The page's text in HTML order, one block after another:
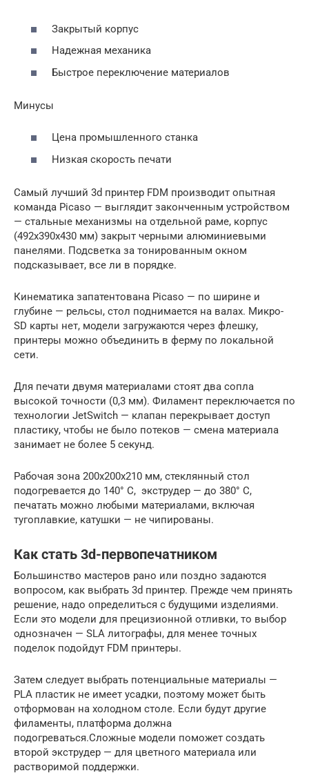
Закрытый корпус
Надежная механика
Быстрое переключение материалов
Минусы
Цена промышленного станка
Низкая скорость печати
Самый лучший 3d принтер FDM производит опытная
команда Picaso — выглядит законченным устройством
— стальные механизмы на отдельной раме, корпус
(492x390x430 мм) закрыт черными алюминиевыми
панелями. Подсветка за тонированным окном
подсказывает, все ли в порядке.
Кинематика запатентована Picaso — по ширине и
глубине — рельсы, стол поднимается на валах. Микро-
SD карты нет, модели загружаются через флешку,
принтеры можно объединить в ферму по локальной
сети.
Для печати двумя материалами стоят два сопла
высокой точности (0,3 мм). Филамент переключается по
технологии JetSwitch — клапан перекрывает доступ
пластику, чтобы не было потеков — смена материала
занимает не более 5 секунд.
Рабочая зона 200x200x210 мм, стеклянный стол
подогревается до 140° C, экструдер — до 380° C,
печатать можно любыми материалами, включая
тугоплавкие, катушки — не чипированы.
Как стать 3d-первопечатником
Большинство мастеров рано или поздно задаются
вопросом, как выбрать 3d принтер. Прежде чем принять
решение, надо определиться с будущими изделиями.
Если это модели для прецизионной отливки, то выбор
однозначен — SLA литографы, для менее точных
поделок подойдут FDM принтеры.
Затем следует выбрать потенциальные материалы —
PLA пластик не имеет усадки, поэтому может быть
отформован на холодном столе. Если будут другие
филаменты, платформа должна
подогреваться.Сложные модели поможет создать
второй экструдер — для цветного материала или
растворимой поддержки.